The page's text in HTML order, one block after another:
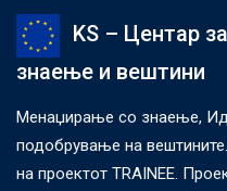
KS – Центар
знаење и вештини
Менаџирање со знаење,
подобрување на
на проектот TRAINEE.